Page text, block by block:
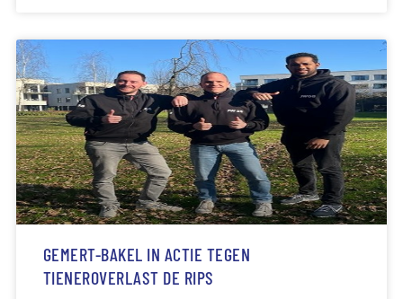
GEMERT-BAKEL IN ACTIE TEGEN
TIENEROVERLAST DE RIPS